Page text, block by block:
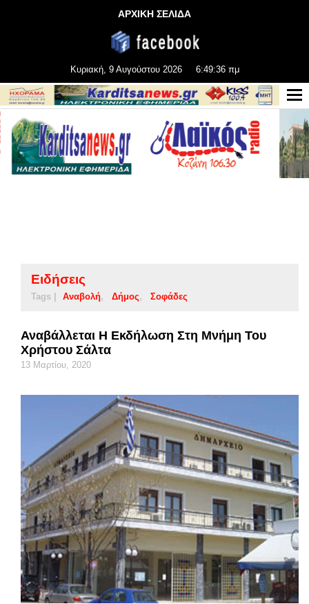
ΑΡΧΙΚΗ ΣΕΛΙΔΑ
Κυριακή, 9 Αυγούστου 2026 6:49:37 πμ
Ειδήσεις
Tags | Αναβολή Δήμος Σοφάδες
Αναβάλλεται Η Εκδήλωση Στη Μνήμη Του
Χρήστου Σάλτα
13 Μαρτίου, 2020